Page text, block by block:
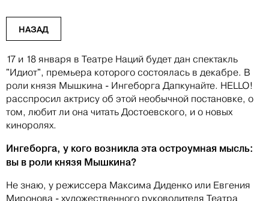
НАЗАД
17 и 18 января в Театре Наций будет дан спектакль
"Идиот", премьера которого состоялась в декабре. В
роли князя Мышкина - Ингеборга Дапкунайте. HELLO!
расспросил актрису об этой необычной постановке, о
том, любит ли она читать Достоевского, и о новых
киноролях.
Ингеборга, у кого возникла эта остроумная мысль:
вы в роли князя Мышкина?
Не знаю, у режиссера Максима Диденко или Евгения
Миронова - художественного руководителя Театра